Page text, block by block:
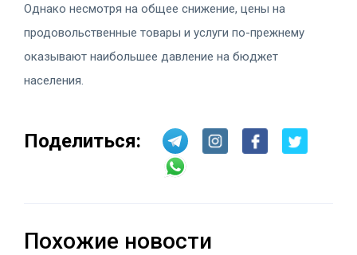
Однако несмотря на общее снижение, цены на
продовольственные товары и услуги по-прежнему
оказывают наибольшее давление на бюджет
населения.
Поделиться:
Похожие новости